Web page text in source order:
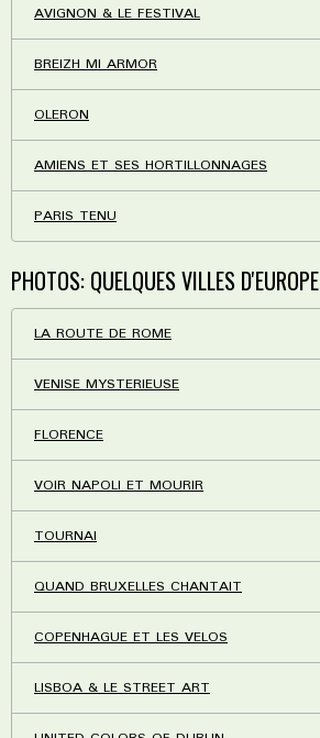
AVIGNON & LE FESTIVAL
BREIZH MI ARMOR
OLERON
AMIENS ET SES HORTILLONNAGES
PARIS TENU
PHOTOS: QUELQUES VILLES D'EUROPE
LA ROUTE DE ROME
VENISE MYSTERIEUSE
FLORENCE
VOIR NAPOLI ET MOURIR
TOURNAI
QUAND BRUXELLES CHANTAIT
COPENHAGUE ET LES VELOS
LISBOA & LE STREET ART